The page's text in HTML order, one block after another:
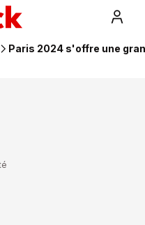
Paris 2024 s'offre une